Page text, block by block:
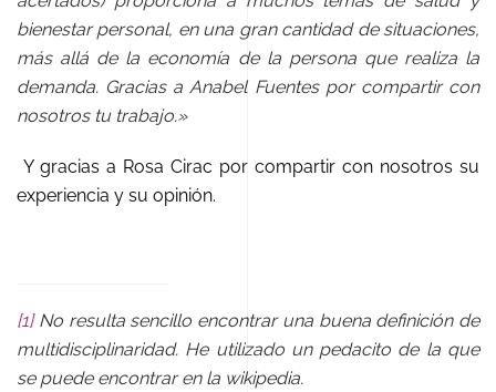
bienestar personal, en una gran cantidad de situaciones,
más allá de la economía de la persona que realiza la
demanda. Gracias a Anabel Fuentes por compartir con
nosotros tu trabajo.»
Y gracias a Rosa Cirac por compartir con nosotros su
experiencia y su opinión.
[1]No resulta sencillo encontrar una buena definición de
multidisciplinaridad. He utilizado un pedacito de la que
se puede encontrar en la wikipedia.